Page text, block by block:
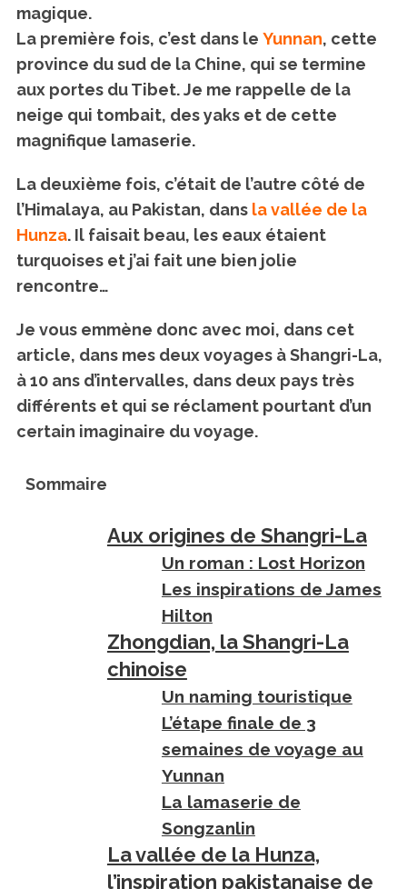
magique.
La première fois, c’est dans le Yunnan, cette
province du sud de la Chine, qui se termine
aux portes du Tibet. Je me rappelle de la
neige qui tombait, des yaks et de cette
magnifique lamaserie.
La deuxième fois, c’était de l’autre côté de
l’Himalaya, au Pakistan, dans la vallée de la
Hunza. Il faisait beau, les eaux étaient
turquoises et j’ai fait une bien jolie
rencontre…
Je vous emmène donc avec moi, dans cet
article, dans mes deux voyages à Shangri-La,
à 10 ans d’intervalles, dans deux pays très
différents et qui se réclament pourtant d’un
certain imaginaire du voyage.
Sommaire
Aux origines de Shangri-La
Un roman : Lost Horizon
Les inspirations de James
Hilton
Zhongdian, la Shangri-La
chinoise
Un naming touristique
L’étape finale de 3
semaines de voyage au
Yunnan
La lamaserie de
Songzanlin
La vallée de la Hunza,
l’inspiration pakistanaise de